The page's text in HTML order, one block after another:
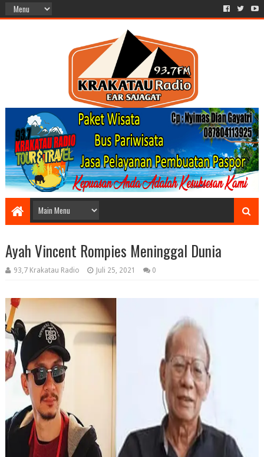
Ayah Vincent Rompies Meninggal Dunia
93,7 Krakatau Radio Juli 25, 2021 0